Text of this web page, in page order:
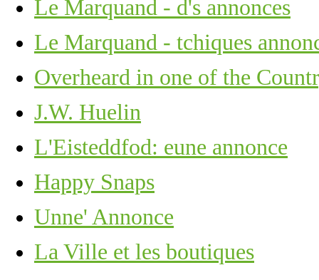
Le Marquand - d's annonces
Le Marquand - tchiques
Overheard in one of the
J.W. Huelin
L'Eisteddfod: eune annonce
Happy Snaps
Unne' Annonce
La Ville et les boutiques